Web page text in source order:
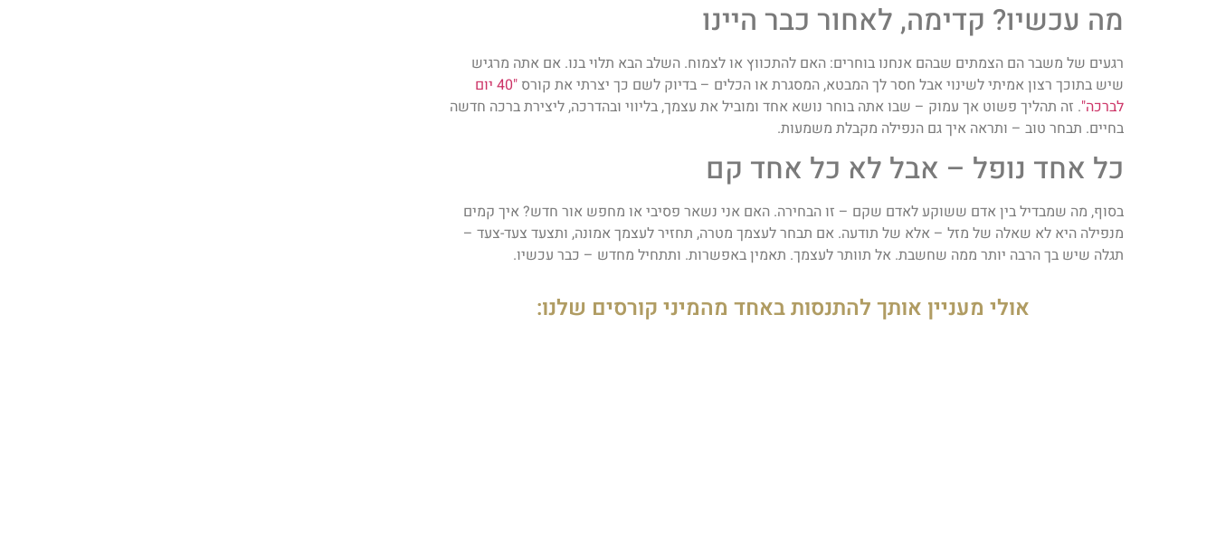
מה עכשיו? קדימה, לאחור כבר היינו
רגעים של משבר הם הצמתים שבהם אנחנו בוחרים: האם להתכווץ או לצמוח. השלב הבא תלוי בנו. אם אתה מרגיש
שיש בתוכך רצון אמיתי לשינוי אבל חסר לך המבטא, המסגרת או הכלים – בדיוק לשם כך יצרתי את קורס
"40 יום
לברכה". זה תהליך פשוט אך עמוק – שבו אתה בוחר נושא אחד ומוביל את עצמך, בליווי ובהדרכה, ליצירת ברכה חדשה
בחיים. תבחר טוב – ותראה איך גם הנפילה מקבלת משמעות.
כל אחד נופל – אבל לא כל אחד קם
בסוף, מה שמבדיל בין אדם ששוקע לאדם שקם – זו הבחירה. האם אני נשאר פסיבי או מחפש אור חדש? איך קמים
מנפילה היא לא שאלה של מזל – אלא של תודעה. אם תבחר לעצמך מטרה, תחזיר לעצמך אמונה, ותצעד צעד-צעד –
תגלה שיש בך הרבה יותר ממה שחשבת. אל תוותר לעצמך. תאמין באפשרות. ותתחיל מחדש – כבר עכשיו.
אולי מעניין אותך להתנסות באחד מהמיני קורסים שלנו: